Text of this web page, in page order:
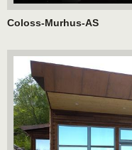
Coloss-Murhus-AS